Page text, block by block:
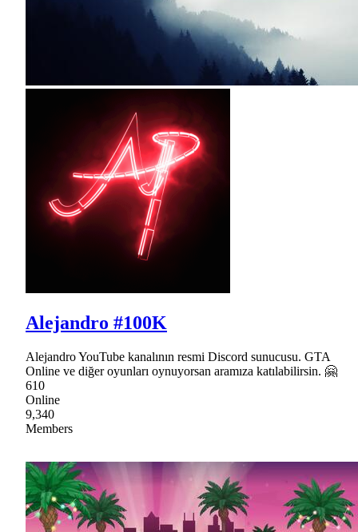
Alejandro #100K
Alejandro YouTube kanalının resmi Discord sunucusu. GTA
Online ve diğer oyunları oynuyorsan aramıza katılabilirsin. 🤗
610
Online
9,340
Members